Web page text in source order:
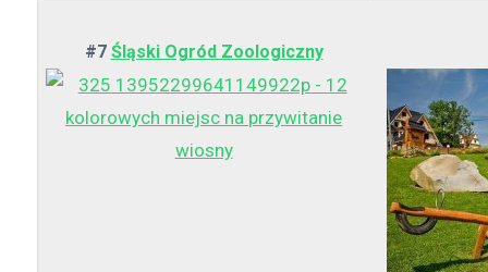
#7 Śląski Ogród Zoologiczny